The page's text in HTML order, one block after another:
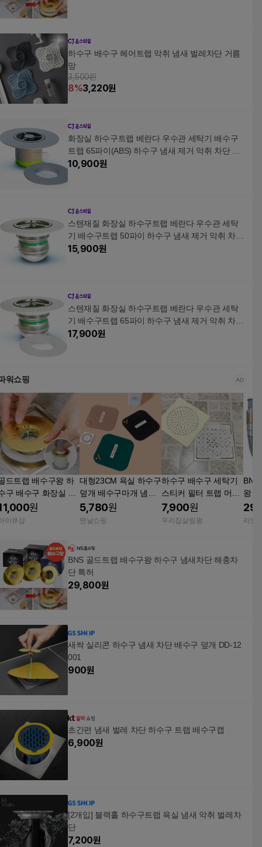
하수구 배수구 헤어트랩 악취 냄새 벌레차단 거름
망
3,500원
8%3,220원
화장실 하수구트랩 베란다 우수관 세탁기 배수구
트랩 65파이(ABS) 하수구 냄새 제거 악취 차단 덮
개
10,900원
스텐재질 화장실 하수구트랩 베란다 우수관 세탁
기 배수구트랩 50파이 하수구 냄새 제거 악취 차단
덮개
15,900원
스텐재질 화장실 하수구트랩 베란다 우수관 세탁
기 배수구트랩 65파이 하수구 냄새 제거 악취 차단
덮개
17,900원
워쇼핑
드트랩 배수구왕 하
구 배수구 화장실 싱
대 냄새차단 트랩
원
이큐샵
대형23CM 욕실 하수구
덮개 배수구마개 냄새
차단패드 화장실왕특
실리콘트랩 컬러, 그린
5,780원
맨날쇼핑
하수구 배수구 세탁기
스티커 필터 트랩 머리
카락 제거기 거름망 뚫
기 싱크대 육가 욕조 막
7,900원
우리집살림왕
BNS
왕
리빙
BNS 골드트랩 배수구왕 하수구 냄새차단 해충차
단 특허
29,800원
새싹 실리콘 하수구 냄새 차단 배수구 덮개 DD-12
001
900원
초간편 냄새 벌레 차단 하수구 트랩 배수구캡
6,900원
[2개입] 블랙홀 하수구트랩 욕실 냄새 악취 벌레차
단
7,200원